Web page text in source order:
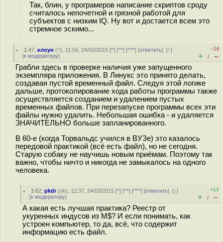
Так, блин, у програмеров написание скриптов сроду
считалось непочетной и грязной работой для
субъектов с низким IQ. Ну вот и достается всем это
стремное эскимо...
2.47 ,клоун (?), 11:55, 24/03/2015 [^] [^^] [^^^] [ответить][↑]
[к модератору]
–16
+ / –
Грабли здесь в проверке наличия уже запущенного
экземпляра приложения. В Линукс это принято делать,
создавая пустой временный файл. Следуя этой логике
дальше, протоколирование хода работы программы также
осуществляется созданием и удалением пустых
временных файлов. При перезапуске программы всех эти
файлы нужно удалить. Небольшая ошибка - и удаляется
ЗНАЧИТЕЛЬНО больше запланированного.
В 60-е (когда Торвальдс учился в ВУЗе) это казалось
передовой практикой (всё есть файл), но не сегодня.
Старую собаку не научишь новым приёмам. Поэтому так
важно, чтобы ничто и никогда не замыкалось на одного
человека.
3.62 ,pkdr(ok), 12:37, 24/03/2015 [^] [^^] [^^^] [ответить][↓]
[к модератору]
+13
+ / –
А какая есть лучшая практика? Реестр от
укуренных индусов из M$? И если понимать, как
устроен компьютер, то да, всё, что содержит
информацию есть файл.